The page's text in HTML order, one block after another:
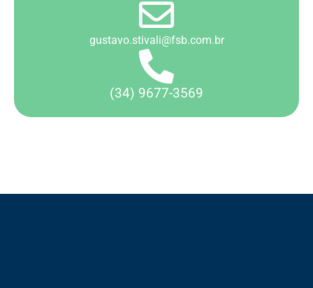
gustavo.stivali@fsb.com.br
(34) 9677-3569